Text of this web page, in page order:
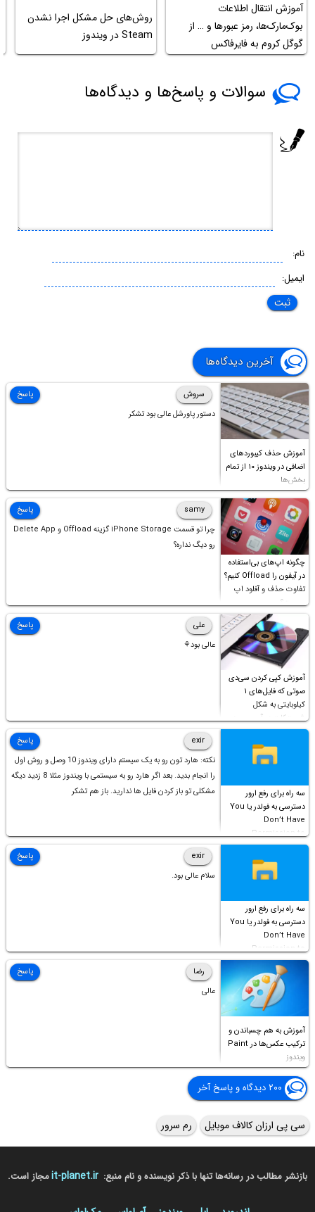
آموزش انتقال اطلاعات
بوک‌مارک‌ها، رمز عبورها و … از
گوگل کروم به فایرفاکس
روش‌های حل مشکل اجرا نشدن
Steam در ویندوز
سوالات و پاسخ‌ها و دیدگاه‌ها
نام:
ایمیل:
آخرین دیدگاه‌ها
آموزش حذف کیبوردهای
اضافی در ویندوز ۱۰ از تمام
بخش‌ها
سروش
دستور پاورشل عالی بود تشکر
پاسخ
چگونه اپ‌های بی‌استفاده
در آیفون را Offload کنیم؟
تفاوت حذف و آفلود اپ
چیست؟
samy
چرا تو قسمت iPhone Storage گزینه Offload و Delete App
رو دیگ نداره؟
پاسخ
آموزش کپی کردن سی‌دی
صوتی که فایل‌های ۱
کیلوبایتی به شکل
شورت‌کات در آن موجود
است!
علی
عالی بود⚘
پاسخ
سه راه برای رفع ارور
دسترسی به فولدر یا You
Don’t Have
Permission to
Access this folder
exir
نکته: هارد تون رو به یک سیستم دارای ویندوز 10 وصل و روش اول
را انجام بدید. بعد اگر هارد رو به سیستمی با ویندوز مثلا 8 زدید دیگه
مشکلی تو باز کردن فایل ها ندارید. باز هم تشکر
پاسخ
سه راه برای رفع ارور
دسترسی به فولدر یا You
Don’t Have
Permission to
Access this folder
exir
سلام عالی بود.
پاسخ
آموزش به هم چسباندن و
ترکیب عکس‌ها در Paint
ویندوز
رضا
عالی
پاسخ
۲۰۰ دیدگاه و پاسخ آخر
سی پی ارزان کالاف موبایل رم سرور
بازنشر مطالب در رسانه‌ها تنها با ذکر نویسنده و نام منبع: it-planet.irمجاز است.